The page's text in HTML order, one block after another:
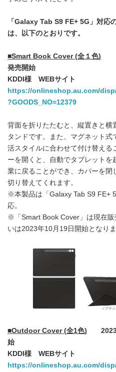
「 Galaxy Tab S9 FE+ 5G 」対応
は、以下のとおりです。
■Smart Book Cover (全１色)
発売開始
KDDI 様 WEBサイト
https://onlineshop.au.com/
?GOODS_NO=12379
背面を折りたたむと、縦置きと横
タンドです。また、マグネット
活スタイルに合わせて付け替える
ーを開くと、自動でタブレット
業に戻ることができ、カバーを閉
切り替えてくれます。
※本製品は「Galaxy Tab S9 FE+
応。
※「Smart Book Cover」は現在
いは2023年10月19日開始となりま
■Outdoor Cover (全1色)
始
KDDI様 WEBサイト
https://onlineshop.au.com/